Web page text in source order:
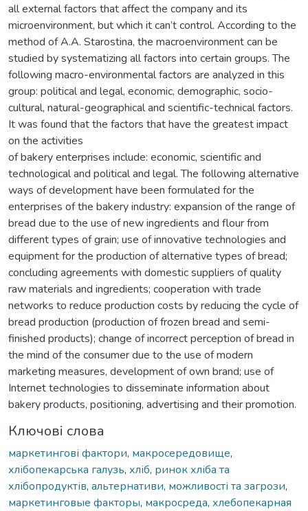
all external factors that affect the company and its
microenvironment, but which it can’t control. According to the
method of A.A. Starostina, the macroenvironment can be
studied by systematizing all factors into certain groups. The
following macro-environmental factors are analyzed in this
group: political and legal, economic, demographic, socio-
cultural, natural-geographical and scientific-technical factors.
It was found that the factors that have the greatest impact
on the activities
of bakery enterprises include: economic, scientific and
technological and political and legal. The following alternative
ways of development have been formulated for the
enterprises of the bakery industry: expansion of the range of
bread due to the use of new ingredients and flour from
different types of grain; use of innovative technologies and
equipment for the production of alternative types of bread;
concluding agreements with domestic suppliers of quality
raw materials and ingredients; cooperation with trade
networks to reduce production costs by reducing the cycle of
bread production (production of frozen bread and semi-
finished products); change of incorrect perception of bread in
the mind of the consumer due to the use of modern
marketing measures, development of own brand; use of
Internet technologies to disseminate information about
bakery products, positioning, advertising and their promotion.
Ключові слова
маркетингові фактори, макросередовище,
хлібопекарська галузь, хліб, ринок хліба та
хлібопродуктів, альтернативи, можливості та загрози,
маркетинговые факторы, макросреда, хлебопекарная